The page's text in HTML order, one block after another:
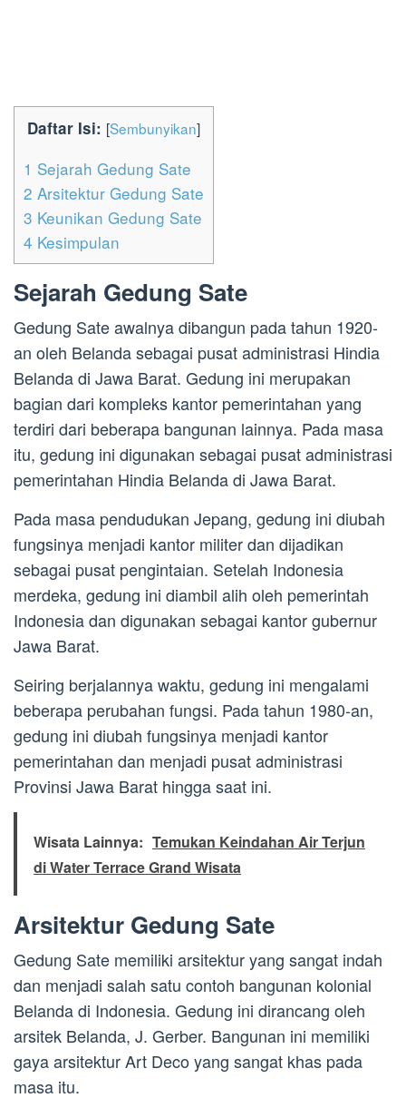
Daftar Isi: [Sembunyikan]
1 Sejarah Gedung Sate
2 Arsitektur Gedung Sate
3 Keunikan Gedung Sate
4 Kesimpulan
Sejarah Gedung Sate
Gedung Sate awalnya dibangun pada tahun 1920-
an oleh Belanda sebagai pusat administrasi Hindia
Belanda di Jawa Barat. Gedung ini merupakan
bagian dari kompleks kantor pemerintahan yang
terdiri dari beberapa bangunan lainnya. Pada masa
itu, gedung ini digunakan sebagai pusat administrasi
pemerintahan Hindia Belanda di Jawa Barat.
Pada masa pendudukan Jepang, gedung ini diubah
fungsinya menjadi kantor militer dan dijadikan
sebagai pusat pengintaian. Setelah Indonesia
merdeka, gedung ini diambil alih oleh pemerintah
Indonesia dan digunakan sebagai kantor gubernur
Jawa Barat.
Seiring berjalannya waktu, gedung ini mengalami
beberapa perubahan fungsi. Pada tahun 1980-an,
gedung ini diubah fungsinya menjadi kantor
pemerintahan dan menjadi pusat administrasi
Provinsi Jawa Barat hingga saat ini.
Wisata Lainnya: Temukan Keindahan Air Terjun
di Water Terrace Grand Wisata
Arsitektur Gedung Sate
Gedung Sate memiliki arsitektur yang sangat indah
dan menjadi salah satu contoh bangunan kolonial
Belanda di Indonesia. Gedung ini dirancang oleh
arsitek Belanda, J. Gerber. Bangunan ini memiliki
gaya arsitektur Art Deco yang sangat khas pada
masa itu.